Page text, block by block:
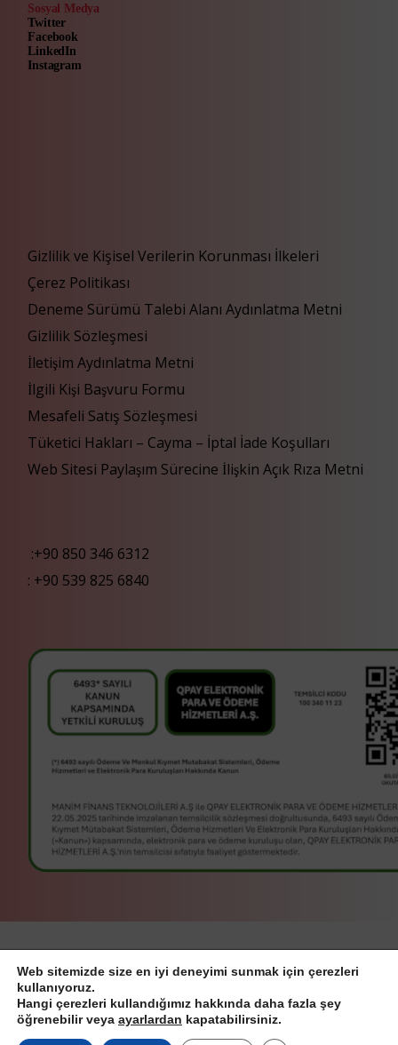
Sosyal Medya
Twitter
Facebook
LinkedIn
Instagram
Gizlilik ve Kişisel Verilerin Korunması İlkeleri
Çerez Politikası
Deneme Sürümü Talebi Alanı Aydınlatma Metni
Gizlilik Sözleşmesi
İletişim Aydınlatma Metni
İlgili Kişi Başvuru Formu
Mesafeli Satış Sözleşmesi
Tüketici Hakları – Cayma – İptal İade Koşulları
Web Sitesi Paylaşım Sürecine İlişkin Açık Rıza Metni
:+90 850 346 6312
: +90 539 825 6840
Teknolojileri A.Ş
© Manim Finans Teknolojileri A.Ş.
2026, all right reserved
Web sitemizde size en iyi deneyimi sunmak için çerezleri
kullanıyoruz.
Hangi çerezleri kullandığımız hakkında daha fazla şey
öğrenebilir veya ayarlardan kapatabilirsiniz.